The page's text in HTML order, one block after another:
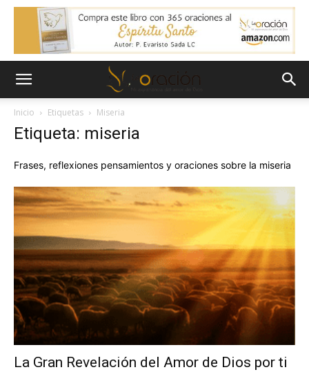
Inicio Etiquetas Miseria
Etiqueta: miseria
Frases, reflexiones pensamientos y oraciones sobre la miseria
La Gran Revelación del Amor de Dios por ti